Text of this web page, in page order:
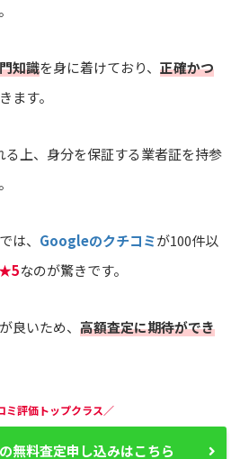
知識を身に着けており、 正確かつ
ます。
る上、身分を保証する業者証を持参
は、 Googleのクチコミが100件以
なのが驚きです。
良いため、 高額査定に期待ができ
ミ評価トップクラス／
無料査定申し込みはこちら